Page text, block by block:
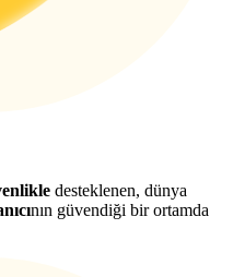
desteklenen, dünya
nın güvendiği bir ortamda